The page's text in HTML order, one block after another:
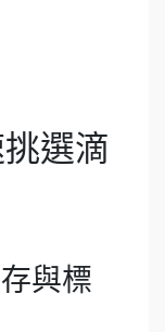
選滴
與標